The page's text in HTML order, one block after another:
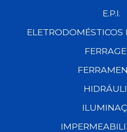
E.P.I.
ELETRODOMÉSTICOS